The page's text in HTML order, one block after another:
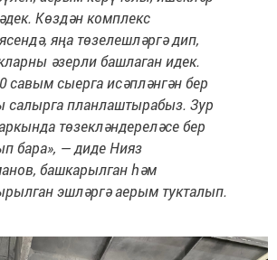
Көздән комплекс
яңа төзелешләргә дип,
әзерли башлаган идек.
савым сыерга исәпләнгән бер
салырга планлаштырабыз. Зур
төзекләндереләсе бер
бара», — диде Нияз
башкарылган һәм
эшләргә аерым тукталып.